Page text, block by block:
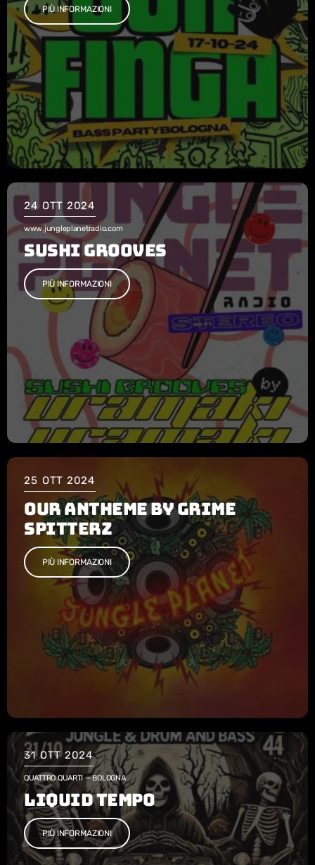
CONTACTS
PIÙ INFORMAZIONI
24 OTT 2024
www.jungleplanetradio.com
SUSHI GROOVES
PIÙ INFORMAZIONI
25 OTT 2024
OUR ANTHEME By GRIME
SPITTERZ
PIÙ INFORMAZIONI
31 OTT 2024
QUATTRO QUARTI — BOLOGNA
LIQUID TEMPO
PIÙ INFORMAZIONI